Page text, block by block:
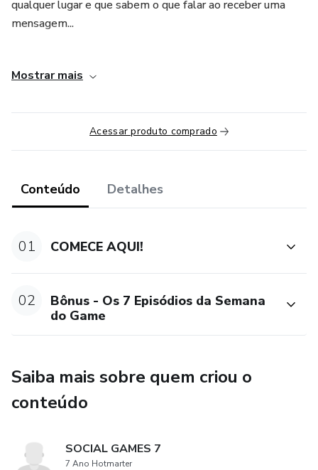
qualquer lugar e que sabem o que falar ao receber uma
mensagem...
conexão, tudo isso, enquanto se divertem jogando o Jogo.
Dentro do Clube, você terá acesso semanal a aulas ao-vivo
com o cara que deu vida a tudo isso: Gustavo Gambit - o
seu mentor. É estar em contato com o Gambit que você irá
dos poucos homens que fazem parte dos 4,9%.
Mostrar mais
Acessar produto comprado
Conteúdo Detalhes
01 COMECE AQUI!
02
Bônus - Os 7 Episódios da Semana
do Game
Saiba mais sobre quem criou o
conteúdo
SOCIAL GAMES 7
7 Ano Hotmarter